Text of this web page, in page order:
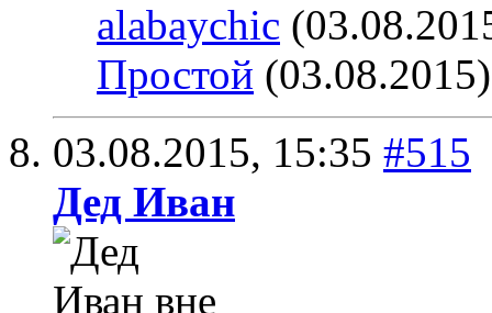
alabaychic
Простой
03.08.2015, 15:35 #515
Дед Иван